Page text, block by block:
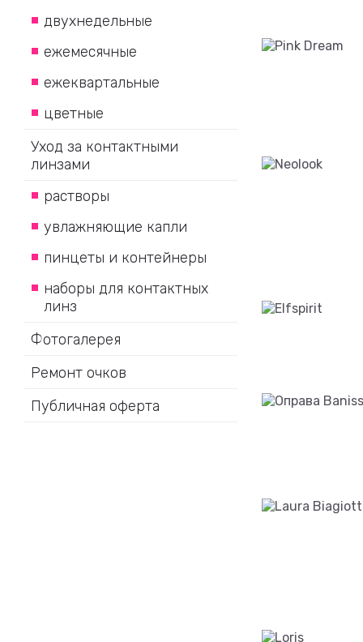
двухнедельные
ежемесячные
ежеквартальные
цветные
Уход за контактными
линзами
растворы
увлажняющие капли
пинцеты и контейнеры
наборы для контактных
линз
Фотогалерея
Ремонт очков
Публичная оферта